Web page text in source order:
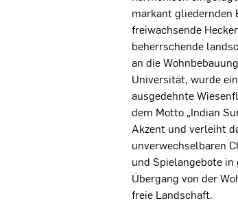
markant gliedernden
freiwachsende
beherrschende
an die
Universität, wurde
ausgedehnte
dem Motto „Indian
Akzent und verleiht
unverwechselbaren
und Spielangebote
Übergang von der
freie Landschaft.